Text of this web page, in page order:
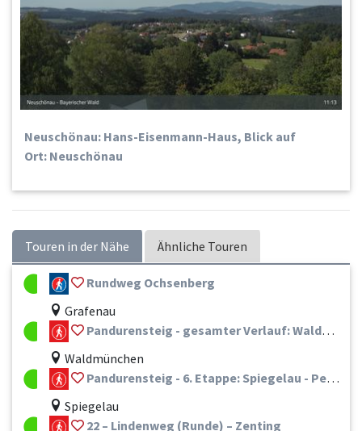
Neuschönau: Hans-Eisenmann-Haus, Blick auf
Ort: Neuschönau
Touren in der Nähe Ähnliche Touren
Rundweg Ochsenberg
Grafenau
Pandurensteig - gesamter Verlauf: Waldmünchen - Hals / Passau
Waldmünchen
Pandurensteig - 6. Etappe: Spiegelau - Perlesreut/Haus im Wald
Spiegelau
22 – Lindenweg (Runde) – Zenting